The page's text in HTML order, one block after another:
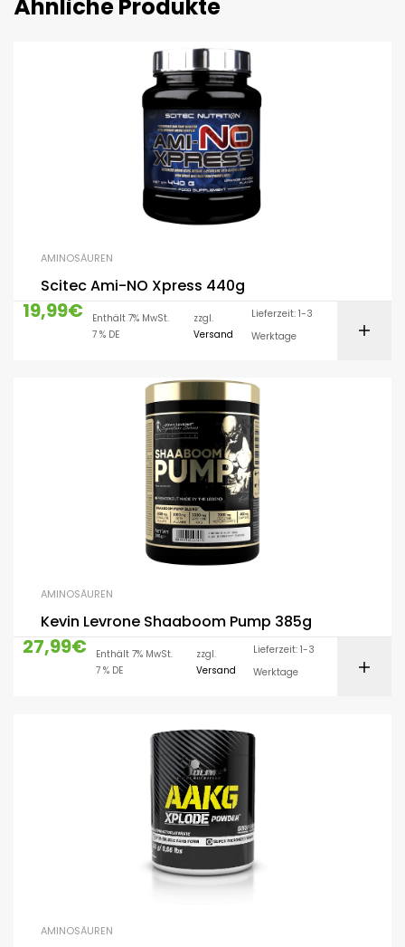
Ähnliche Produkte
AMINOSÄUREN
Scitec Ami-NO Xpress 440g
19,99€
Enthält 7% MwSt.
7 % DE
zzgl.
Versand
Lieferzeit: 1-3
Werktage
AMINOSÄUREN
Kevin Levrone Shaaboom Pump 385g
27,99€
Enthält 7% MwSt.
7 % DE
zzgl.
Versand
Lieferzeit: 1-3
Werktage
AMINOSÄUREN